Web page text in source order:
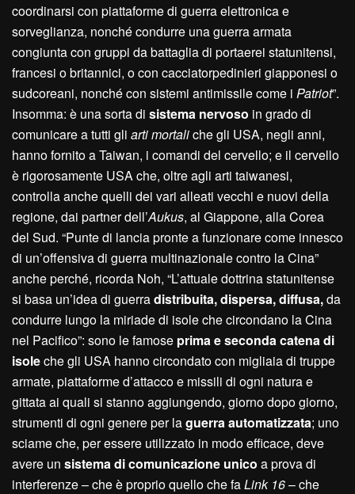
coordinarsi con piattaforme di guerra elettronica e
sorveglianza, nonché condurre una guerra armata
congiunta con gruppi da battaglia di portaerei statunitensi,
francesi o britannici, o con cacciatorpedinieri giapponesi o
sudcoreani, nonché con sistemi antimissile come i Patriot”.
Insomma: è una sorta di sistema nervoso in grado di
comunicare a tutti gli arti mortaliche gli USA, negli anni,
hanno fornito a Taiwan, i comandi del cervello; e il cervello
è rigorosamente USA che, oltre agli arti taiwanesi,
controlla anche quelli dei vari alleati vecchi e nuovi della
regione, dai partner dell’Aukus, al Giappone, alla Corea
del Sud. “Punte di lancia pronte a funzionare come innesco
di un’offensiva di guerra multinazionale contro la Cina”
anche perché, ricorda Noh, “L’attuale dottrina statunitense
si basa un’idea di guerradistribuita, dispersa, diffusa,da
condurre lungo la miriade di isole che circondano la Cina
nel Pacifico”: sono le famose prima e seconda catena di
isoleche gli USA hanno circondato con migliaia di truppe
armate, piattaforme d’attacco e missili di ogni natura e
gittata ai quali si stanno aggiungendo, giorno dopo giorno,
strumenti di ogni genere per laguerra automatizzata; uno
sciame che, per essere utilizzato in modo efficace, deve
avere un sistema di comunicazione unico a prova di
interferenze – che è proprio quello che faLink 16– che